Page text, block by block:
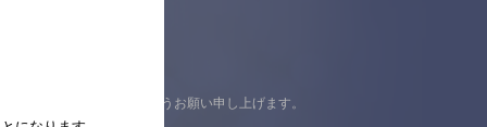
の上ご来店くださいますようお願い申し上げます。